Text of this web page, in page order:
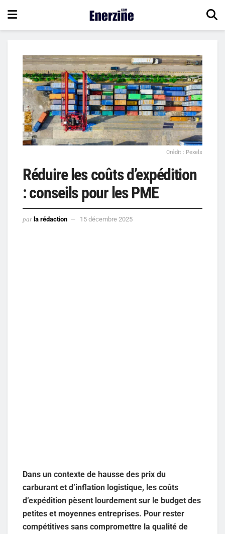
Crédit : Pexels
Réduire les coûts d’expédition
: conseils pour les PME
par la rédaction 15 décembre 2025
Dans un contexte de hausse des prix du
carburant et d’inflation logistique, les coûts
d’expédition pèsent lourdement sur le budget des
petites et moyennes entreprises. Pour rester
compétitives sans compromettre la qualité de